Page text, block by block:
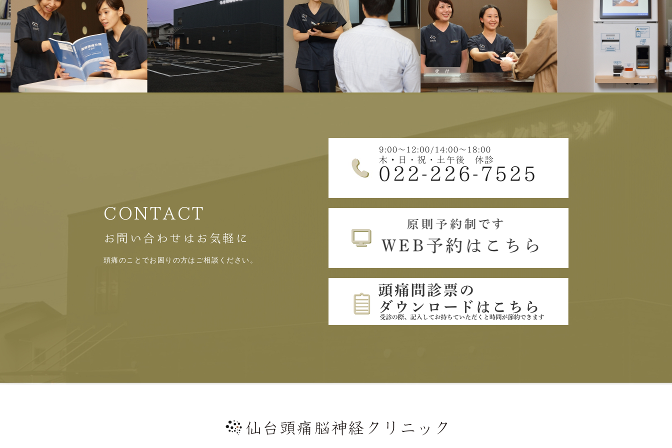
CONTACT
お問い合わせはお気軽に
頭痛のことでお困りの方はご相談ください。